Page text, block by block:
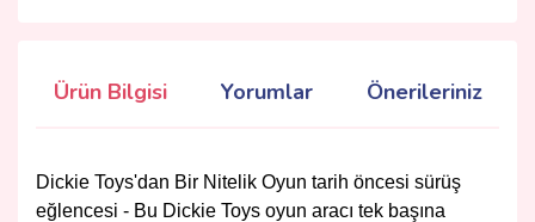
Ürün Bilgisi Yorumlar Önerileriniz
Dickie Toys'dan Bir Nitelik Oyun tarih öncesi sürüş
eğlencesi - Bu Dickie Toys oyun aracı tek başına